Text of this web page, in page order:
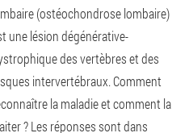
(ostéochondrose lombaire)
une lésion dégénérative-
des vertèbres et des
intervertébraux. Comment
la maladie et comment la
? Les réponses sont dans